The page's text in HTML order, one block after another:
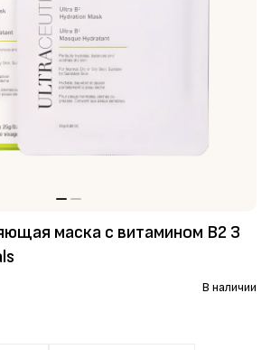
маска с витамином B2 3
В наличии